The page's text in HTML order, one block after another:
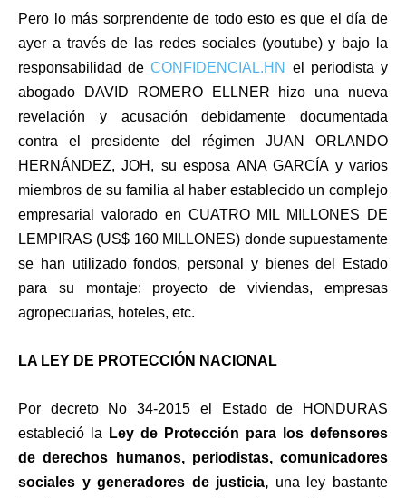
Pero lo más sorprendente de todo esto es que el día de
ayer a través de las redes sociales (youtube) y bajo la
responsabilidad deCONFIDENCIAL.HN
el periodista y
abogado DAVID ROMERO ELLNER hizo una nueva
revelación y acusación debidamente documentada
contra el presidente del régimen JUAN ORLANDO
HERNÁNDEZ, JOH, su esposa ANA GARCÍA y varios
miembros de su familia al haber establecido un complejo
empresarial valorado en CUATRO MIL MILLONES DE
LEMPIRAS (US$ 160 MILLONES) donde supuestamente
se han utilizado fondos, personal y bienes del Estado
para su montaje: proyecto de viviendas, empresas
agropecuarias, hoteles, etc.
LA LEY DE PROTECCIÓN NACIONAL
Por decreto No 34-2015 el Estado de HONDURAS
estableció la
Ley de Protección para los defensores
de derechos humanos, periodistas, comunicadores
sociales y generadores de justicia, una ley bastante